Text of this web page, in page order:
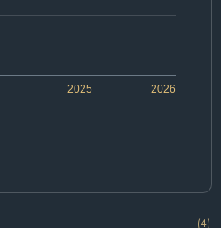
2026
2025
(4)